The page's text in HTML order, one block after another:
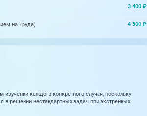
3 400 ₽
на Труда) 4 300 ₽
каждого конкретного случая, поскольку
в решении нестандартных задач при экстренных